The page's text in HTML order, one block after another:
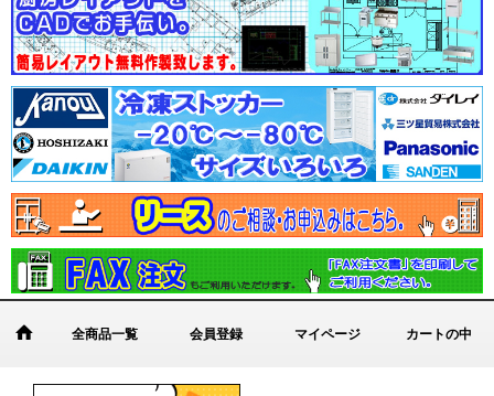
全商品一覧 会員登録 マイページ カートの中